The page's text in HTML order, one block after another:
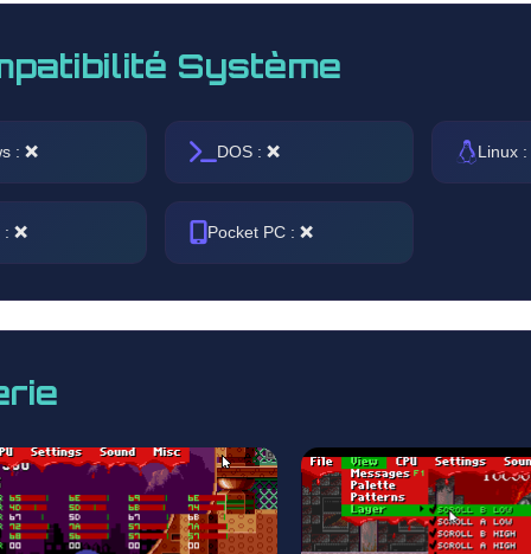
Système
: ❌ DOS : ❌ Linux
: ❌ Pocket PC : ❌